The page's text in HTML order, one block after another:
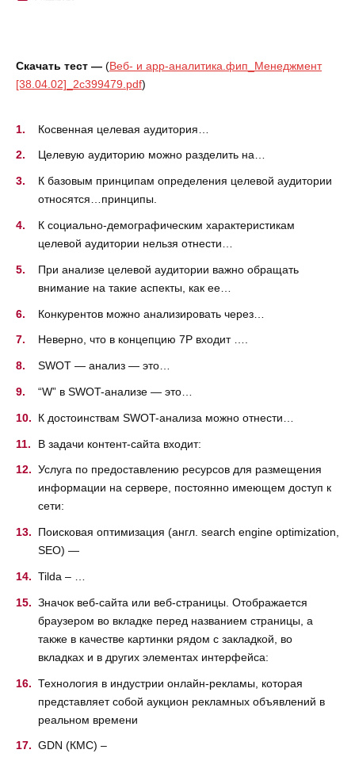
Скачать тест — (Веб- и app-аналитика.фип_Менеджмент
[38.04.02]_2c399479.pdf)
Косвенная целевая аудитория…
Целевую аудиторию можно разделить на…
К базовым принципам определения целевой аудитории
относятся…принципы.
К социально-демографическим характеристикам
целевой аудитории нельзя отнести…
При анализе целевой аудитории важно обращать
внимание на такие аспекты, как ее…
Конкурентов можно анализировать через…
Неверно, что в концепцию 7P входит ….
SWOT — анализ — это…
“W” в SWOT-анализе — это…
К достоинствам SWOT-анализа можно отнести…
В задачи контент-сайта входит:
Услуга по предоставлению ресурсов для размещения
информации на сервере, постоянно имеющем доступ к
сети:
Поисковая оптимизация (англ. search engine optimization,
SEO) —
Tilda – …
Значок веб-сайта или веб-страницы. Отображается
браузером во вкладке перед названием страницы, а
также в качестве картинки рядом с закладкой, во
вкладках и в других элементах интерфейса:
Технология в индустрии онлайн-рекламы, которая
представляет собой аукцион рекламных объявлений в
реальном времени
GDN (КМС) –